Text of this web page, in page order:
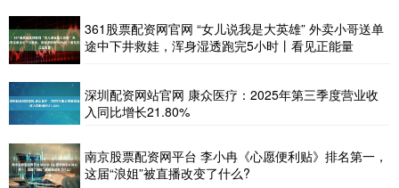
361股票配资网官网 “女儿说我是大英雄” 外卖小哥送单
途中下井救娃，浑身湿透跑完5小时丨看见正能量
深圳配资网站官网 康众医疗：2025年第三季度营业收
入同比增长21.80%
南京股票配资网平台 李小冉《心愿便利贴》排名第一，
这届“浪姐”被直播改变了什么?